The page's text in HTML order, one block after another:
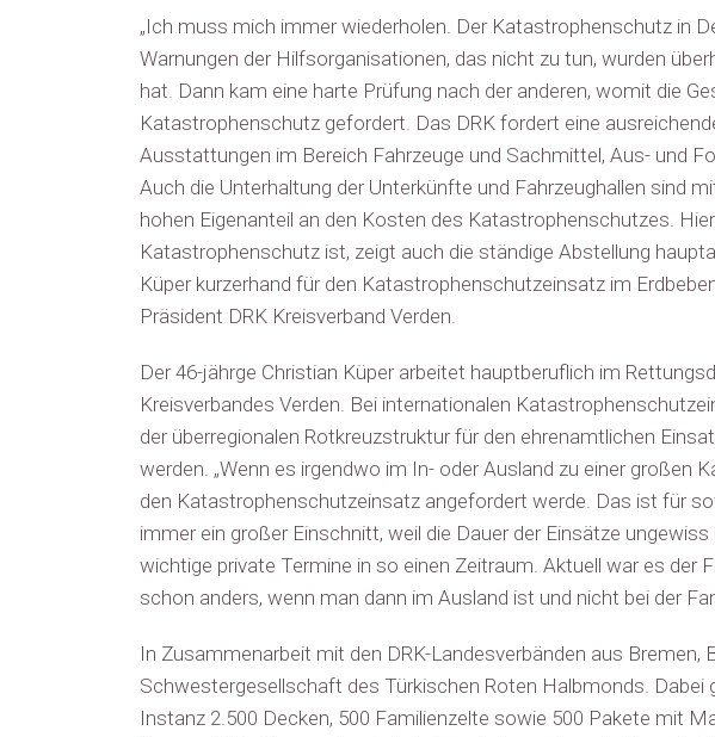
„Ich muss mich immer wiederholen. Der Katastrophenschutz in
Warnungen der Hilfsorganisationen, das nicht zu tun, wurden
hat. Dann kam eine harte Prüfung nach der anderen, womit die
Katastrophenschutz gefordert. Das DRK fordert eine
Ausstattungen im Bereich Fahrzeuge und Sachmittel, Aus- und
Auch die Unterhaltung der Unterkünfte und Fahrzeughallen sind
hohen Eigenanteil an den Kosten des Katastrophenschutzes.
Katastrophenschutz ist, zeigt auch die ständige Abstellung
Küper kurzerhand für den Katastrophenschutzeinsatz im
Präsident DRK Kreisverband Verden.
Der 46-jährge Christian Küper arbeitet hauptberuflich im
Kreisverbandes Verden. Bei internationalen
der überregionalen Rotkreuzstruktur für den ehrenamtlichen
werden. „Wenn es irgendwo im In- oder Ausland zu einer
den Katastrophenschutzeinsatz angefordert werde. Das ist für
immer ein großer Einschnitt, weil die Dauer der Einsätze
wichtige private Termine in so einen Zeitraum. Aktuell war es
schon anders, wenn man dann im Ausland ist und nicht bei der
In Zusammenarbeit mit den DRK-Landesverbänden aus
Schwestergesellschaft des Türkischen Roten Halbmonds.
Instanz 2.500 Decken, 500 Familienzelte sowie 500 Pakete mit